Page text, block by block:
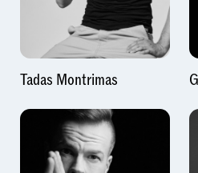
Tadas Montrimas